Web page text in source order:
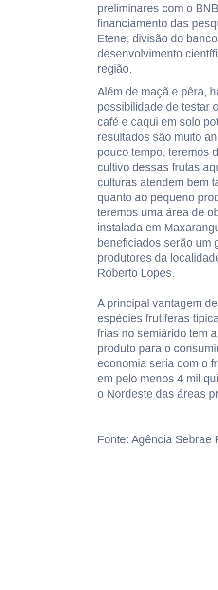
preliminares com o
financiamento das
Etene, divisão do
desenvolvimento
região.
Além de maçã e pêra,
possibilidade de testar
café e caqui em solo
resultados são muito
pouco tempo, teremos
cultivo dessas frutas
culturas atendem bem
quanto ao pequeno
teremos uma área de
instalada em
beneficiados serão um
produtores da
Roberto Lopes.
A principal vantagem
espécies frutíferas
frias no semiárido tem
produto para o
economia seria com o
em pelo menos 4 mil
o Nordeste das áreas
Fonte: Agência Sebrae